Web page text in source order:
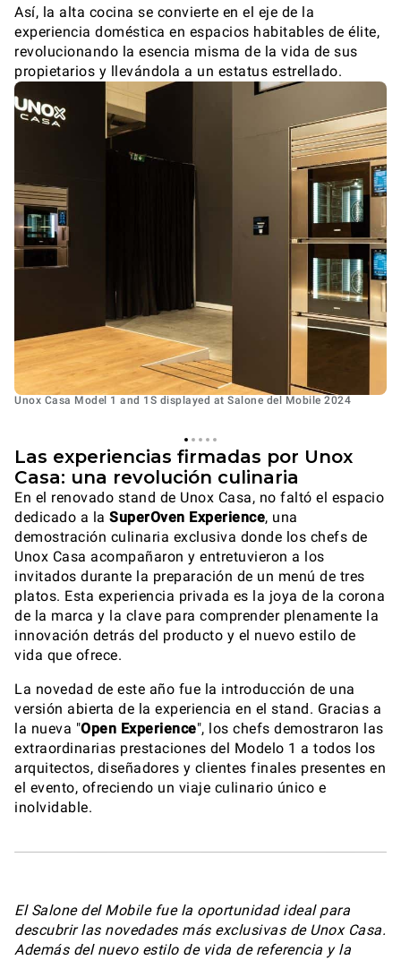
Así, la alta cocina se convierte en el eje de la
experiencia doméstica en espacios habitables de élite,
revolucionando la esencia misma de la vida de sus
propietarios y llevándola a un estatus estrellado.
Unox Casa Model 1 and 1S displayed at Salone del Mobile 2024
Las experiencias firmadas por Unox
Casa: una revolución culinaria
En el renovado stand de Unox Casa, no faltó el espacio
dedicado a la SuperOven Experience, una
demostración culinaria exclusiva donde los chefs de
Unox Casa acompañaron y entretuvieron a los
invitados durante la preparación de un menú de tres
platos. Esta experiencia privada es la joya de la corona
de la marca y la clave para comprender plenamente la
innovación detrás del producto y el nuevo estilo de
vida que ofrece.
La novedad de este año fue la introducción de una
versión abierta de la experiencia en el stand. Gracias a
la nueva "Open Experience", los chefs demostraron las
extraordinarias prestaciones del Modelo 1 a todos los
arquitectos, diseñadores y clientes finales presentes en
el evento, ofreciendo un viaje culinario único e
inolvidable.
El Salone del Mobile fue la oportunidad ideal para
descubrir las novedades más exclusivas de Unox Casa.
Además del nuevo estilo de vida de referencia y la